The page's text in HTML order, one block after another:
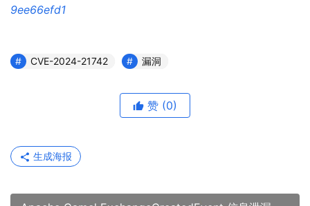
9ee66efd1
CVE-2024-21742 漏洞
赞 (0)
生成海报